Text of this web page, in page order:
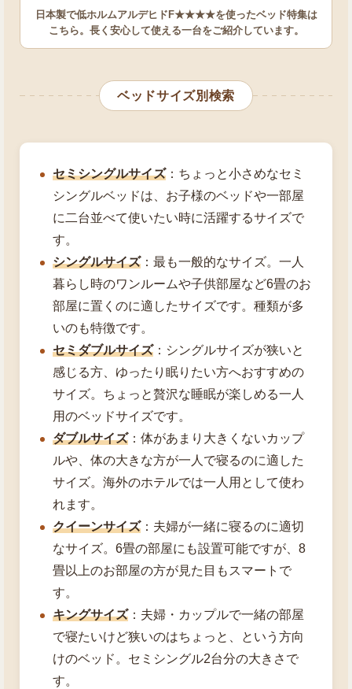
日本製で低ホルムアルデヒドF★★★★を使ったベッド特集は
こちら。長く安心して使える一台をご紹介しています。
ベッドサイズ別検索
セミシングルサイズ：ちょっと小さめなセミ
シングルベッドは、お子様のベッドや一部屋
に二台並べて使いたい時に活躍するサイズで
す。
シングルサイズ：最も一般的なサイズ。一人
暮らし時のワンルームや子供部屋など6畳のお
部屋に置くのに適したサイズです。種類が多
いのも特徴です。
セミダブルサイズ：シングルサイズが狭いと
感じる方、ゆったり眠りたい方へおすすめの
サイズ。ちょっと贅沢な睡眠が楽しめる一人
用のベッドサイズです。
ダブルサイズ：体があまり大きくないカップ
ルや、体の大きな方が一人で寝るのに適した
サイズ。海外のホテルでは一人用として使わ
れます。
クイーンサイズ：夫婦が一緒に寝るのに適切
なサイズ。6畳の部屋にも設置可能ですが、8
畳以上のお部屋の方が見た目もスマートで
す。
キングサイズ：夫婦・カップルで一緒の部屋
で寝たいけど狭いのはちょっと、という方向
けのベッド。セミシングル2台分の大きさで
す。